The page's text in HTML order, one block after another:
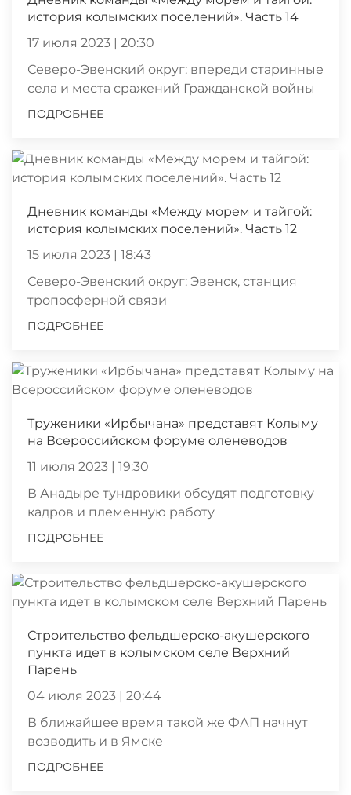
история колымских поселений». Часть 14
17 июля 2023 | 20:30
Северо-Эвенский округ: впереди старинные
села и места сражений Гражданской войны
ПОДРОБНЕЕ
Дневник команды «Между морем и тайгой:
история колымских поселений». Часть 12
15 июля 2023 | 18:43
Северо-Эвенский округ: Эвенск, станция
тропосферной связи
ПОДРОБНЕЕ
Труженики «Ирбычана» представят Колыму
на Всероссийском форуме оленеводов
11 июля 2023 | 19:30
В Анадыре тундровики обсудят подготовку
кадров и племенную работу
ПОДРОБНЕЕ
Строительство фельдшерско-акушерского
пункта идет в колымском селе Верхний
Парень
04 июля 2023 | 20:44
В ближайшее время такой же ФАП начнут
возводить и в Ямске
ПОДРОБНЕЕ